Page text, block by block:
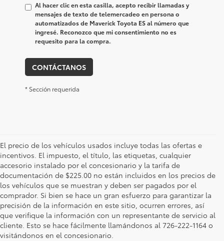
Al hacer clic en esta casilla, acepto recibir llamadas y
mensajes de texto de telemercadeo en persona o
automatizados de Maverick Toyota ES al número que
ingresé. Reconozco que mi consentimiento no es
requesito para la compra.
CONTÁCTANOS
* Sección requerida
El precio de los vehículos usados incluye todas las ofertas e
incentivos. El impuesto, el título, las etiquetas, cualquier
accesorio instalado por el concesionario y la tarifa de
documentación de $225.00 no están incluidos en los precios de
los vehículos que se muestran y deben ser pagados por el
comprador. Si bien se hace un gran esfuerzo para garantizar la
precisión de la información en este sitio, ocurren errores, así
que verifique la información con un representante de servicio al
cliente. Esto se hace fácilmente llamándonos al 726-222-1164 o
visitándonos en el concesionario.